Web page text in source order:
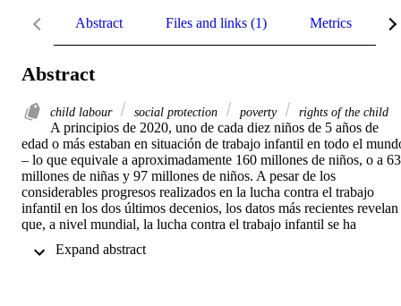
Abstract Files and links (1) Metrics
Abstract
child labour social protection poverty rights of the child
A principios de 2020, uno de cada diez niños de 5 años de
edad o más estaban en situación de trabajo infantil en todo el
– lo que equivale a aproximadamente 160 millones de niños, o a 63
millones de niñas y 97 millones de niños. A pesar de los
considerables progresos realizados en la lucha contra el trabajo
infantil en los dos últimos decenios, los datos más recientes revelan
que, a nivel mundial, la lucha contra el trabajo infantil se ha
mundiales muestran un progreso desigual entre las regiones en los